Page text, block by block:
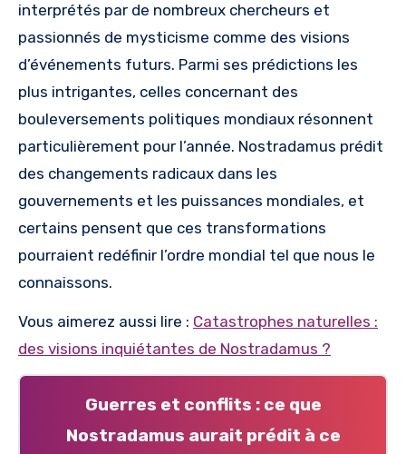
interprétés par de nombreux chercheurs et
passionnés de mysticisme comme des visions
d’événements futurs. Parmi ses prédictions les
plus intrigantes, celles concernant des
bouleversements politiques mondiaux résonnent
particulièrement pour l’année. Nostradamus prédit
des changements radicaux dans les
gouvernements et les puissances mondiales, et
certains pensent que ces transformations
pourraient redéfinir l’ordre mondial tel que nous le
connaissons.
Vous aimerez aussi lire : Catastrophes naturelles :
des visions inquiétantes de Nostradamus ?
Guerres et conflits : ce que
Nostradamus aurait prédit à ce